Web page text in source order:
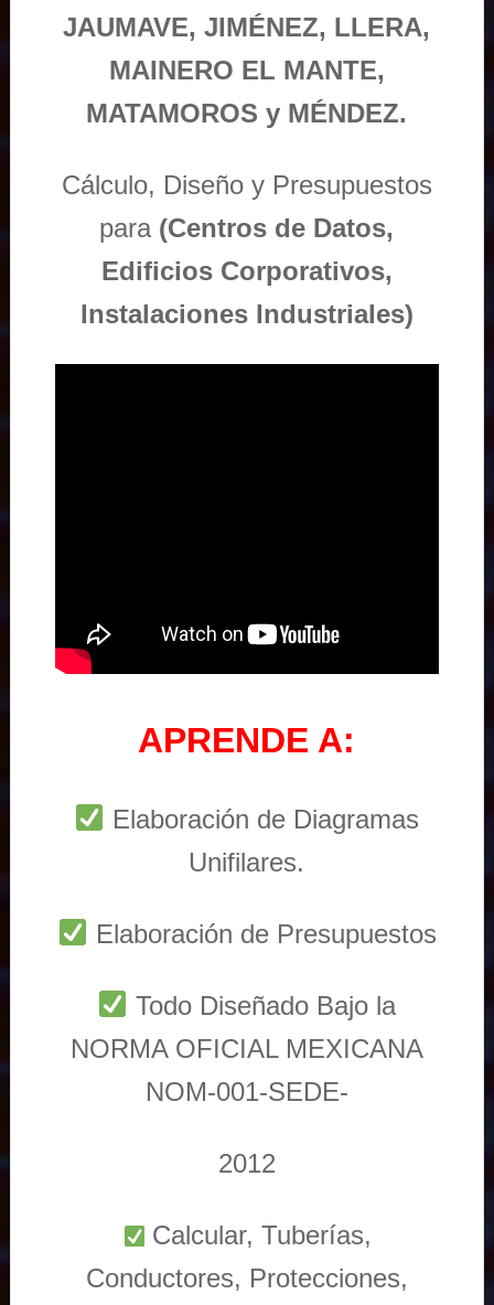
JAUMAVE, JIMÉNEZ, LLERA,
MAINERO EL MANTE,
MATAMOROS y MÉNDEZ.
Cálculo, Diseño y Presupuestos
para (Centros de Datos,
Edificios Corporativos,
Instalaciones Industriales)
APRENDE A:
Elaboración de Diagramas
Unifilares.
Elaboración de Presupuestos
Todo Diseñado Bajo la
NORMA OFICIAL MEXICANA
NOM-001-SEDE-
2012
Calcular, Tuberías,
Conductores, Protecciones,